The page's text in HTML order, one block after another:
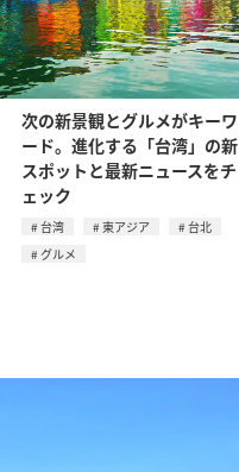
次の新景観とグルメがキーワ
ード。進化する「台湾」の新
スポットと最新ニュースをチ
ェック
台湾 東アジア
台北
グルメ